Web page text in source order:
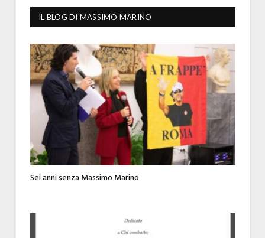
IL BLOG DI MASSIMO MARINO
Sei anni senza Massimo Marino